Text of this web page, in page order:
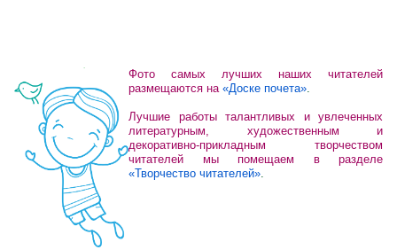
Фото самых лучших наших читателей
размещаются на «Доске почета».
Лучшие работы талантливых и увлеченных
литературным, художественным и
декоративно-прикладным творчеством
читателей мы помещаем в разделе
«Творчество читателей».